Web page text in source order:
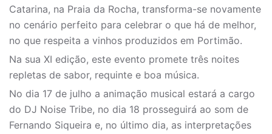
Catarina, na Praia da Rocha, transforma-se novamente
no cenário perfeito para celebrar o que há de melhor,
no que respeita a vinhos produzidos em Portimão.
Na sua XI edição, este evento promete três noites
repletas de sabor, requinte e boa música.
No dia 17 de julho a animação musical estará a cargo
do DJ Noise Tribe, no dia 18 prosseguirá ao som de
Fernando Siqueira e, no último dia, as interpretações